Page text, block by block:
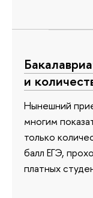
и
Нынешний
многим
только
балл ЕГЭ,
платных